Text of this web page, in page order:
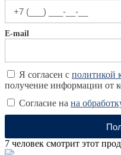
E-mail
Я согласен с политикой
получение информации от
Согласие на на
7 человек смотрит этот